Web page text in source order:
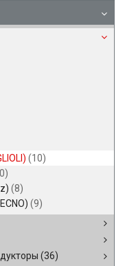
(10)
(8)
(9)
(36)